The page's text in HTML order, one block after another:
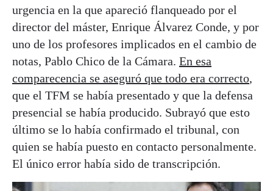
urgencia en la que apareció flanqueado por el
director del máster, Enrique Álvarez Conde, y por
uno de los profesores implicados en el cambio de
notas, Pablo Chico de la Cámara. En esa
comparecencia se aseguró que todo era correcto,
que el TFM se había presentado y que la defensa
presencial se había producido. Subrayó que esto
último se lo había confirmado el tribunal, con
quien se había puesto en contacto personalmente.
El único error había sido de transcripción.